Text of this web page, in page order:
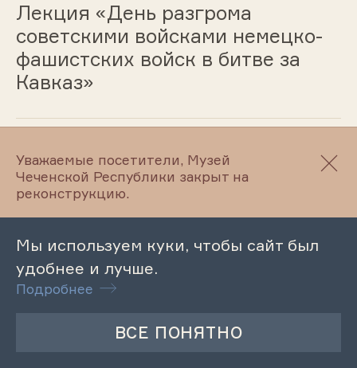
Лекция «День разгрома
советскими войсками немецко-
фашистских войск в битве за
Кавказ»
09.10.2025
Лекция «Могильники кобанского
типа на территории ЧР»
03.10.2025
Лекция «Спасибо вам, учителя»
Уважаемые посетители, Музей
Чеченской Республики закрыт на
реконструкцию.
Мы используем куки, чтобы сайт был
удобнее и лучше.
Подробнее